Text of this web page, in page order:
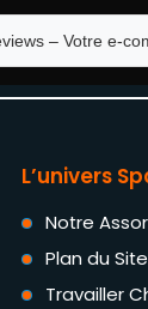
– Votre e-
L’univers
Notre
Plan du Site
Travailler